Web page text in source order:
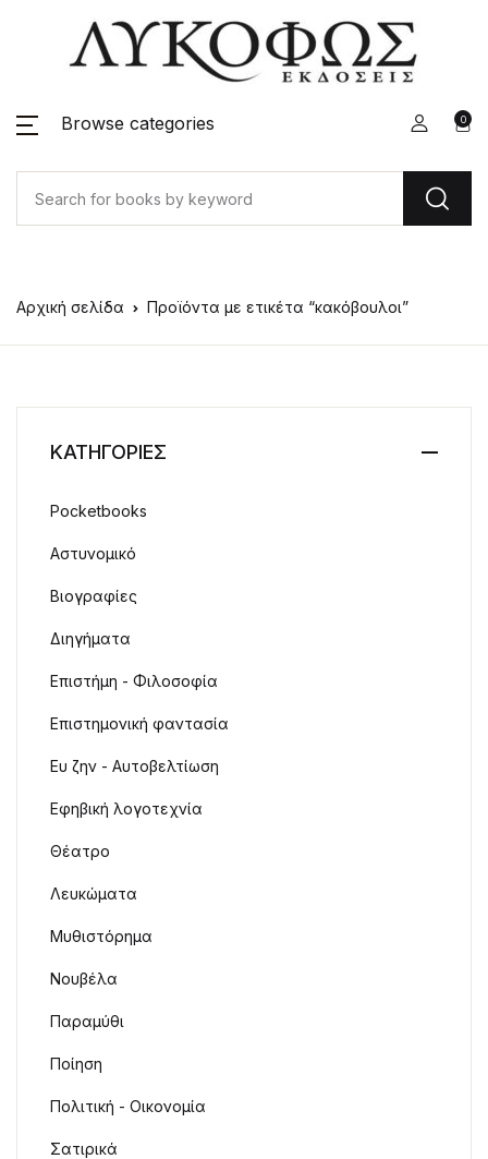
Browse categories 0
Αρχική σελίδα Προϊόντα με ετικέτα “κακόβουλοι”
ΚΑΤΗΓΟΡΙΕΣ
Pocketbooks
Αστυνομικό
Βιογραφίες
Διηγήματα
Επιστήμη - Φιλοσοφία
Επιστημονική φαντασία
Ευ ζην - Αυτοβελτίωση
Εφηβική λογοτεχνία
Θέατρο
Λευκώματα
Μυθιστόρημα
Νουβέλα
Παραμύθι
Ποίηση
Πολιτική - Οικονομία
Σατιρικά